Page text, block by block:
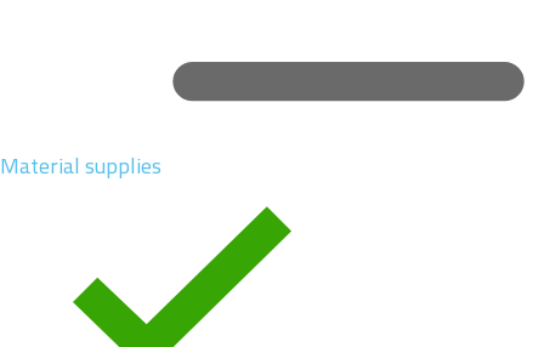
Material supplies